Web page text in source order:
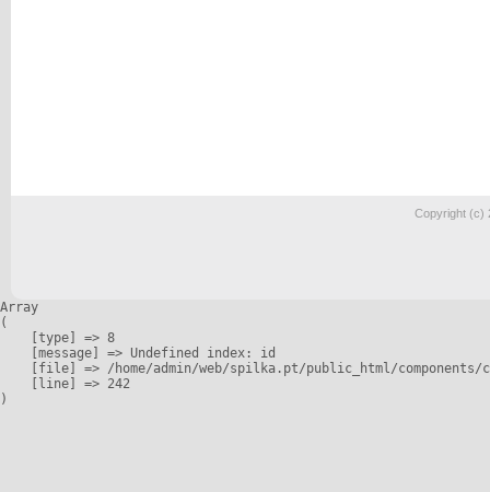
Copyright (c)
Array
(
    [type] => 8
    [message] => Undefined index: id
[file] => /home/admin/web/spilka.pt/public_html/
    [line] => 242